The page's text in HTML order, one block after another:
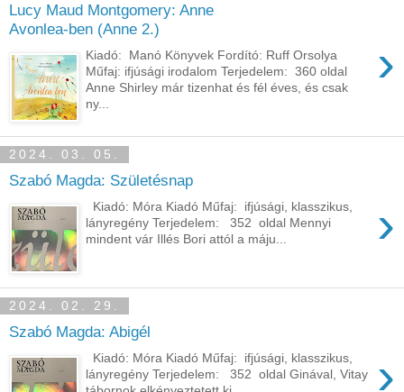
Lucy Maud Montgomery: Anne ​
Avonlea-ben (Anne 2.)
›
Kiadó: Manó Könyvek Fordító: Ruff Orsolya
Műfaj: ifjúsági irodalom Terjedelem: 360 oldal
Anne Shirley már tizenhat és fél éves, és csak
ny...
2024. 03. 05.
Szabó Magda: Születésnap
›
Kiadó: Móra Kiadó Műfaj: ifjúsági, klasszikus,
lányregény Terjedelem: 352 oldal Mennyi
mindent vár Illés Bori attól a máju...
2024. 02. 29.
Szabó Magda: Abigél
›
Kiadó: Móra Kiadó Műfaj: ifjúsági, klasszikus,
lányregény Terjedelem: 352 oldal Ginával, ​Vitay